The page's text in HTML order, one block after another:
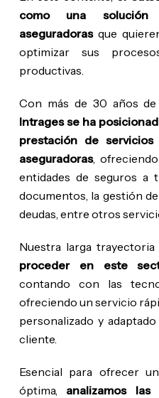
como una
aseguradorasque
optimizar sus
productivas.
Con más de 30 años
Intrages se ha
prestación de
aseguradoras,
entidades de seguros a
documentos, la gestión
deudas, entre otros
Nuestra larga trayectoria
proceder en este
contando con las
ofreciendo un servicio
personalizado y
cliente.
Esencial para ofrecer
óptima, analizamos